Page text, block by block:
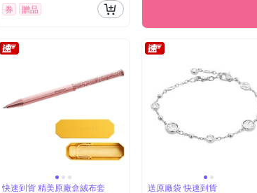
券 贈品
快速到貨 精美原廠盒絨布套 送原廠袋 快速到貨